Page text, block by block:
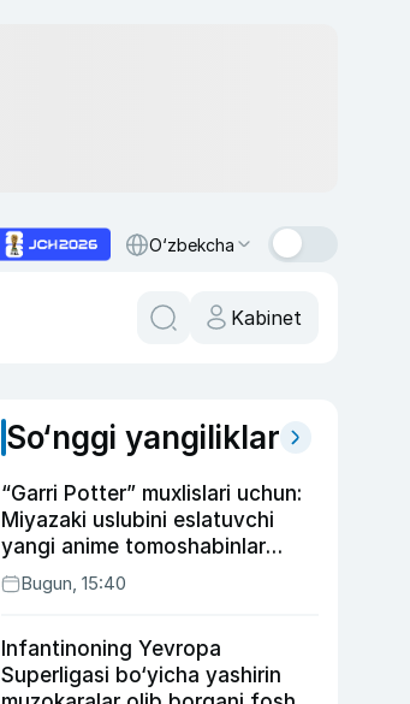
O‘zbekcha
Kabinet
So‘nggi yangiliklar
“Garri Potter” muxlislari uchun:
Miyazaki uslubini eslatuvchi
yangi anime tomoshabinlar
e’tiborini qozonmoqda
Bugun, 15:40
Infantinoning Yevropa
Superligasi bo‘yicha yashirin